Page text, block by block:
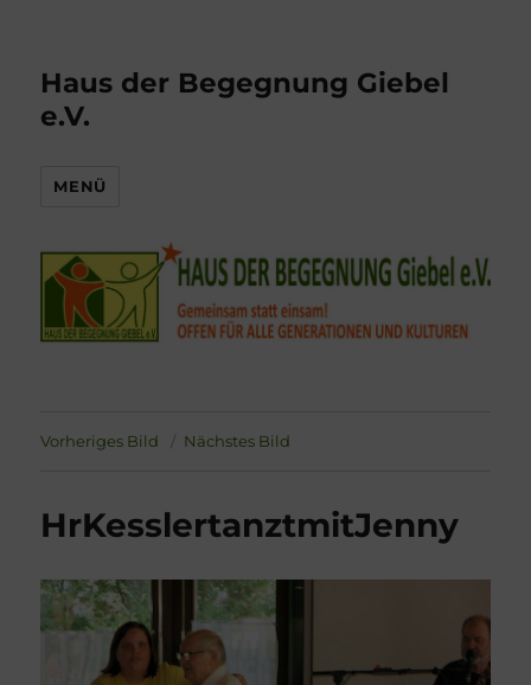
Haus der Begegnung Giebel
e.V.
MENÜ
Vorheriges Bild Nächstes Bild
HrKesslertanztmitJenny